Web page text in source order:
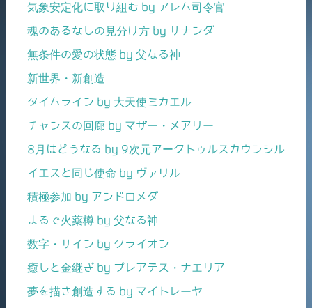
気象安定化に取り組む by アレム司令官
魂のあるなしの見分け方 by サナンダ
無条件の愛の状態 by 父なる神
新世界・新創造
タイムライン by 大天使ミカエル
チャンスの回廊 by マザー・メアリー
8月はどうなる by 9次元アークトゥルスカウンシル
イエスと同じ使命 by ヴァリル
積極参加 by アンドロメダ
まるで火薬樽 by 父なる神
数字・サイン by クライオン
癒しと金継ぎ by プレアデス・ナエリア
夢を描き創造する by マイトレーヤ